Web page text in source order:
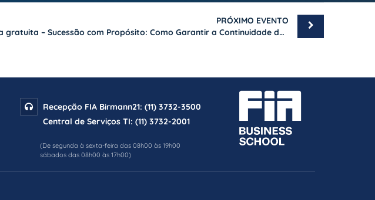
PRÓXIMO EVENTO
Aula gratuita – Sucessão com Propósito: Como Garantir a Continuidade da Empresa Familiar
Recepção FIA Birmann21:(11) 3732-3500
Central de Serviços TI:(11) 3732-2001
(De segunda à sexta-feira das 08h00 às 19h00
sábados das 08h00 às 17h00)